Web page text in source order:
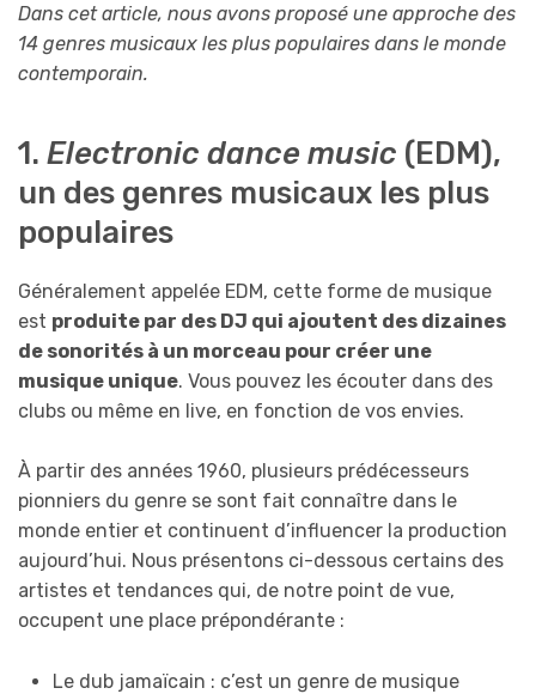
Dans cet article, nous avons proposé une approche des
14 genres musicaux les plus populaires dans le monde
contemporain.
1. Electronic dance music (EDM),
un des genres musicaux les plus
populaires
Généralement appelée EDM, cette forme de musique
est produite par des DJ qui ajoutent des dizaines
de sonorités à un morceau pour créer une
musique unique. Vous pouvez les écouter dans des
clubs ou même en live, en fonction de vos envies.
À partir des années 1960, plusieurs prédécesseurs
pionniers du genre se sont fait connaître dans le
monde entier et continuent d’influencer la production
aujourd’hui. Nous présentons ci-dessous certains des
artistes et tendances qui, de notre point de vue,
occupent une place prépondérante :
Le dub jamaïcain : c’est un genre de musique